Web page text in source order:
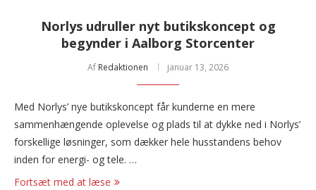
Norlys udruller nyt butikskoncept og
begynder i Aalborg Storcenter
Af Redaktionen januar 13, 2026
Med Norlys’ nye butikskoncept får kunderne en mere
sammenhængende oplevelse og plads til at dykke ned i Norlys’
forskellige løsninger, som dækker hele husstandens behov
inden for energi- og tele. …
Fortsæt med at læse